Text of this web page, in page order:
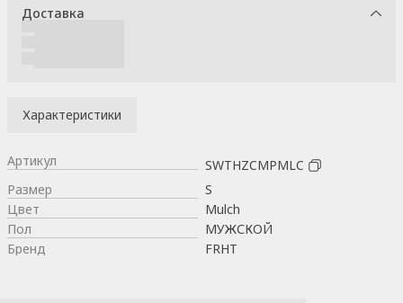
Доставка
Характеристики
Артикул
SWTHZCMPMLC
Размер
S
Цвет
Mulch
Пол
МУЖСКОЙ
Бренд
FRHT